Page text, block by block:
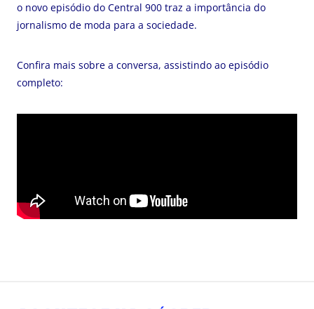
o novo episódio do Central 900 traz a importância do
jornalismo de moda para a sociedade.
Confira mais sobre a conversa, assistindo ao episódio
completo: